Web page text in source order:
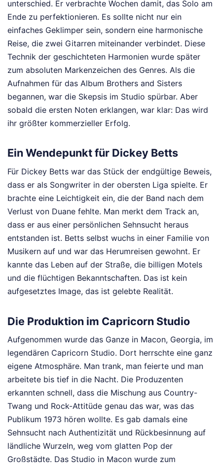
unterschied. Er verbrachte Wochen damit, das Solo am
Ende zu perfektionieren. Es sollte nicht nur ein
einfaches Geklimper sein, sondern eine harmonische
Reise, die zwei Gitarren miteinander verbindet. Diese
Technik der geschichteten Harmonien wurde später
zum absoluten Markenzeichen des Genres. Als die
Aufnahmen für das Album Brothers and Sisters
begannen, war die Skepsis im Studio spürbar. Aber
sobald die ersten Noten erklangen, war klar: Das wird
ihr größter kommerzieller Erfolg.
Ein Wendepunkt für Dickey Betts
Für Dickey Betts war das Stück der endgültige Beweis,
dass er als Songwriter in der obersten Liga spielte. Er
brachte eine Leichtigkeit ein, die der Band nach dem
Verlust von Duane fehlte. Man merkt dem Track an,
dass er aus einer persönlichen Sehnsucht heraus
entstanden ist. Betts selbst wuchs in einer Familie von
Musikern auf und war das Herumreisen gewohnt. Er
kannte das Leben auf der Straße, die billigen Motels
und die flüchtigen Bekanntschaften. Das ist kein
aufgesetztes Image, das ist gelebte Realität.
Die Produktion im Capricorn Studio
Aufgenommen wurde das Ganze in Macon, Georgia, im
legendären Capricorn Studio. Dort herrschte eine ganz
eigene Atmosphäre. Man trank, man feierte und man
arbeitete bis tief in die Nacht. Die Produzenten
erkannten schnell, dass die Mischung aus Country-
Twang und Rock-Attitüde genau das war, was das
Publikum 1973 hören wollte. Es gab damals eine
Sehnsucht nach Authentizität und Rückbesinnung auf
ländliche Wurzeln, weg vom glatten Pop der
Großstädte. Das Studio in Macon wurde zum